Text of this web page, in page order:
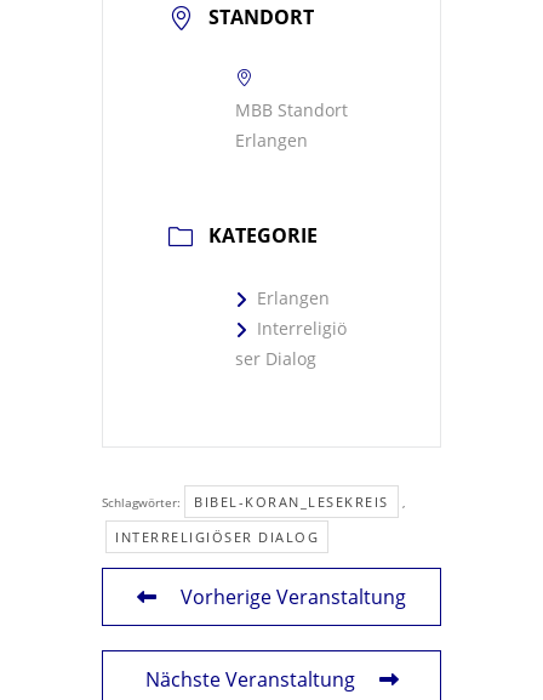
STANDORT
MBB Standort
Erlangen
KATEGORIE
Erlangen
Interreligiö
ser Dialog
Schlagwörter: BIBEL-KORAN_LESEKREIS ,
INTERRELIGIÖSER DIALOG
Vorherige Veranstaltung
Nächste Veranstaltung